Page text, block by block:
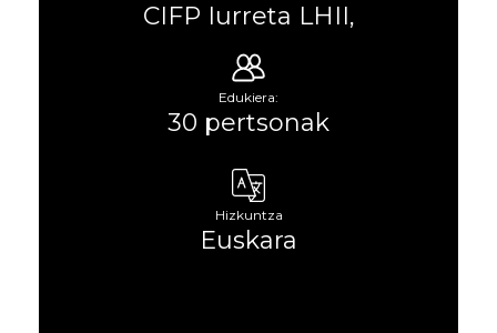
CIFP Iurreta LHII,
Edukiera:
30 pertsonak
Hizkuntza
Euskara